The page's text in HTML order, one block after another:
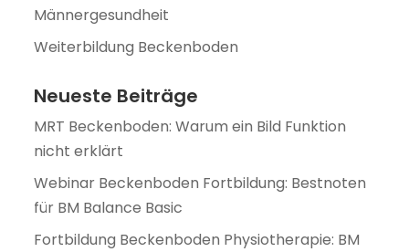
Männergesundheit
Weiterbildung Beckenboden
Neueste Beiträge
MRT Beckenboden: Warum ein Bild Funktion
nicht erklärt
Webinar Beckenboden Fortbildung: Bestnoten
für BM Balance Basic
Fortbildung Beckenboden Physiotherapie: BM